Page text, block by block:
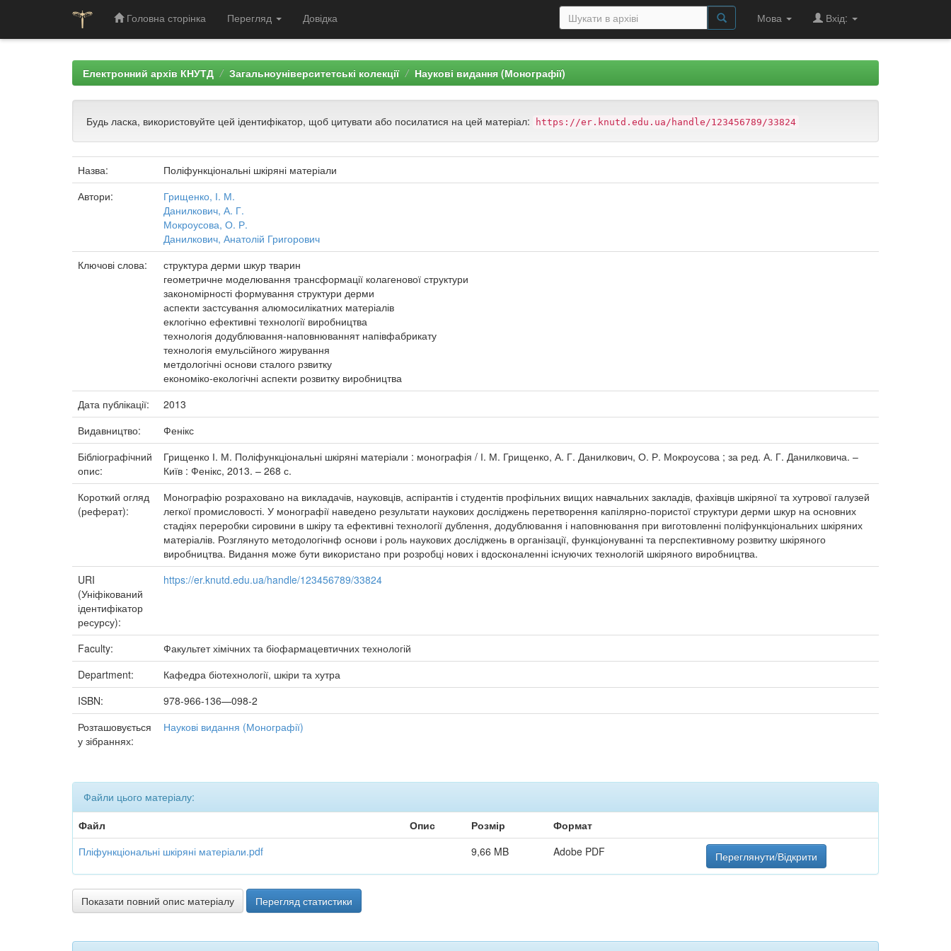
Головна сторінка Перегляд Довідка Мова Вхід:
Електронний архів КНУТД Загальноуніверситетські колекції Наукові видання (Монографії)
Будь ласка, використовуйте цей ідентифікатор, щоб цитувати або посилатися на цей матеріал: https://er.knutd.edu.ua/handle/123456789/33824
Назва:
Поліфункціональні шкіряні матеріали
Автори:
Грищенко, І. М.
Данилкович, А. Г.
Мокроусова, О. Р.
Данилкович, Анатолій Григорович
Ключові слова:
структура дерми шкур тварин
геометричне моделювання трансформації колагенової структури
закономірності формування структури дерми
аспекти застсування алюмосилікатних матеріалів
еклогічно ефективні технології виробництва
технологія додублювання-наповнюваннят напівфабрикату
технологія емульсійного жирування
метдологічні основи сталого рзвитку
економіко-екологічні аспекти розвитку виробництва
Дата публікації:
2013
Видавництво:
Фенікс
Бібліографічний
опис:
Грищенко І. М. Поліфункціональні шкіряні матеріали : монографія / І. М. Грищенко, А. Г. Данилкович, О. Р. Мокроусова ; за ред. А. Г. Данилковича. –
Київ : Фенікс, 2013. – 268 с.
Короткий огляд
(реферат):
Монографію розраховано на викладачів, науковців, аспірантів і студентів профільних вищих навчальних закладів, фахівців шкіряної та хутрової галузей
легкої промисловості. У монографії наведено результати наукових досліджень перетворення капілярно-пористої структури дерми шкур на основних
стадіях переробки сировини в шкіру та ефективні технології дублення, додублювання і наповнювання при виготовленні поліфункціональних шкіряних
матеріалів. Розглянуто методологічнф основи і роль наукових досліджень в організації, функціонуванні та перспективному розвитку шкіряного
виробництва. Видання може бути використано при розробці нових і вдосконаленні існуючих технологій шкіряного виробництва.
URI
(Уніфікований
ідентифікатор
ресурсу):
https://er.knutd.edu.ua/handle/123456789/33824
Faculty:
Факультет хімічних та біофармацевтичних технологій
Department:
Кафедра біотехнології, шкіри та хутра
ISBN:
978-966-136—098-2
Розташовується
у зібраннях:
Наукові видання (Монографії)
Файли цього матеріалу:
Файл
Опис Розмір
Формат
Пліфункціональні шкіряні матеріали.pdf
9,66 MB Adobe PDF Переглянути/Відкрити
Показати повний опис матеріалу Перегляд статистики